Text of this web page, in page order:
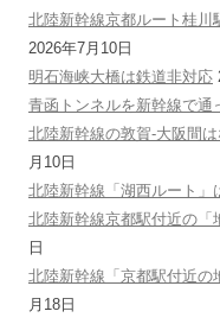
北陸新幹線京都ルート桂川
2026年7月10日
明石海峡大橋は鉄道非対応
青函トンネルを新幹線で通
北陸新幹線の敦賀-大阪間
月10日
北陸新幹線「湖西ルート」
北陸新幹線京都駅付近の「
日
北陸新幹線「京都駅付近の
月18日